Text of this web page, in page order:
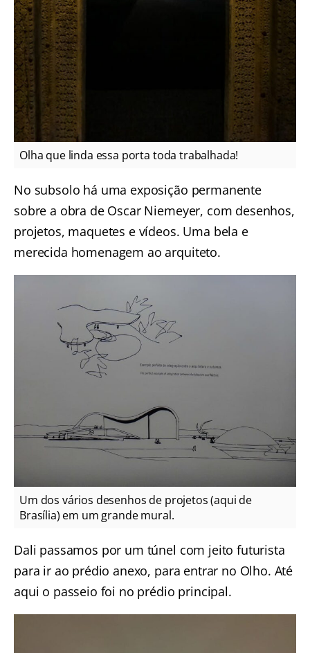
Olha que linda essa porta toda trabalhada!
No subsolo há uma exposição permanente
sobre a obra de Oscar Niemeyer, com desenhos,
projetos, maquetes e vídeos. Uma bela e
merecida homenagem ao arquiteto.
Um dos vários desenhos de projetos (aqui de
Brasília) em um grande mural.
Dali passamos por um túnel com jeito futurista
para ir ao prédio anexo, para entrar no Olho. Até
aqui o passeio foi no prédio principal.